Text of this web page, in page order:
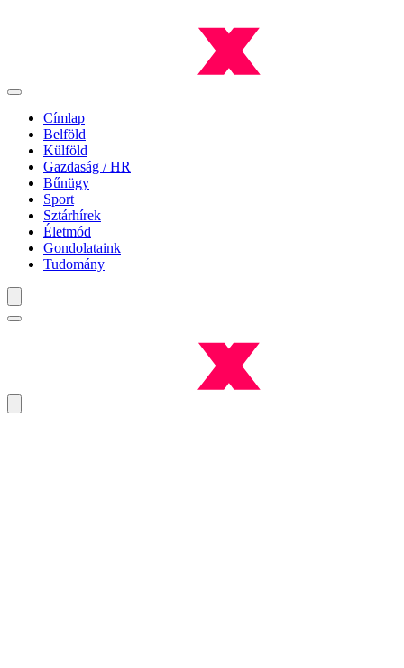
Címlap
Belföld
Külföld
Gazdaság / HR
Bűnügy
Sport
Sztárhírek
Életmód
Gondolataink
Tudomány